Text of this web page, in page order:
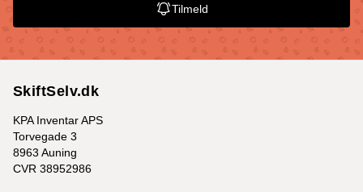
Tilmeld
SkiftSelv.dk
KPA Inventar APS
Torvegade 3
8963 Auning
CVR 38952986